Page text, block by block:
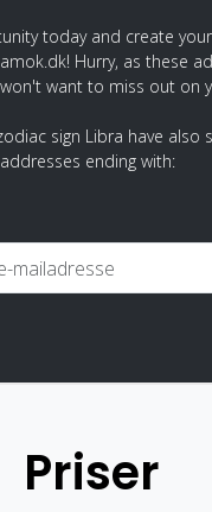
today and create
Hurry, as these
want to miss out on
sign Libra have also
ending with:
Priser